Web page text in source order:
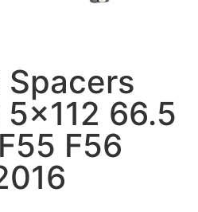
Spacers
66.5
F56